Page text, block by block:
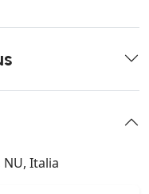
NU, Italia